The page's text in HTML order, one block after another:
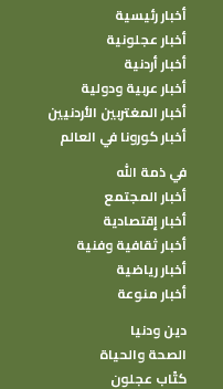
أخبار رئيسية
أخبار عجلونية
أخبار أردنية
أخبار عربية ودولية
أخبار المغتربين الأردنيين
أخبار كورونا في العالم
في ذمة الله
أخبار المجتمع
أخبار إقتصادية
أخبار ثقافية وفنية
أخبار رياضية
أخبار منوعة
دين ودنيا
الصحة والحياة
كتًاب عجلون